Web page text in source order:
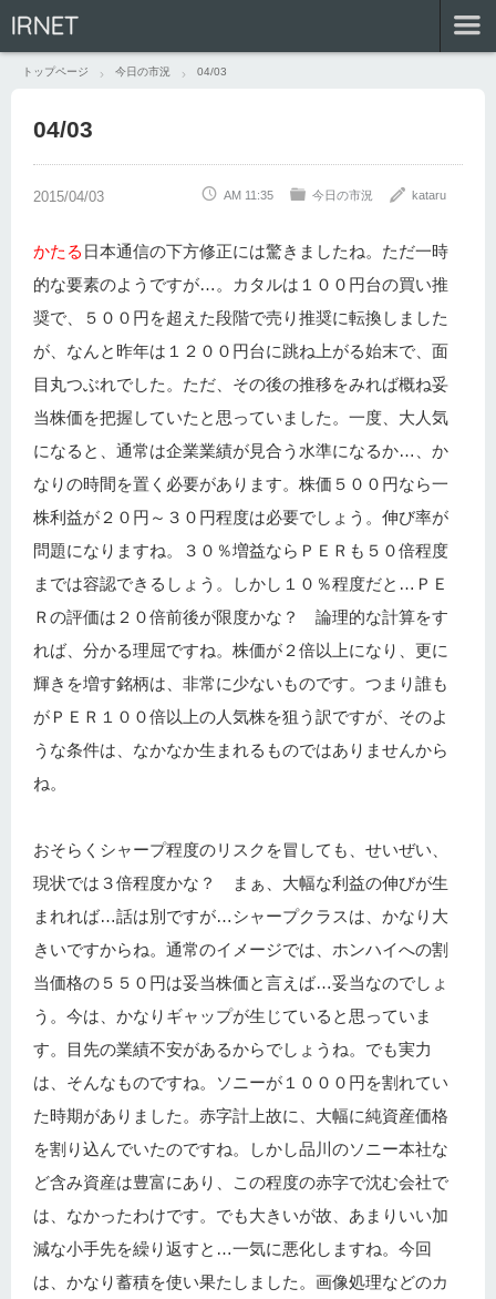
IRNET
トップページ 今日の市況 04/03
04/03
AM 11:35 今日の市況 kataru
かたる 日本通信の下方修正には驚きましたね。ただ一時
的な要素のようですが…。カタルは１００円台の買い推
奨で、５００円を超えた段階で売り推奨に転換しました
が、なんと昨年は１２００円台に跳ね上がる始末で、面
目丸つぶれでした。ただ、その後の推移をみれば概ね妥
当株価を把握していたと思っていました。一度、大人気
になると、通常は企業業績が見合う水準になるか…、か
なりの時間を置く必要があります。株価５００円なら一
株利益が２０円～３０円程度は必要でしょう。伸び率が
問題になりますね。３０％増益ならＰＥＲも５０倍程度
までは容認できるしょう。しかし１０％程度だと…ＰＥ
Ｒの評価は２０倍前後が限度かな？ 論理的な計算をす
れば、分かる理屈ですね。株価が２倍以上になり、更に
輝きを増す銘柄は、非常に少ないものです。つまり誰も
がＰＥＲ１００倍以上の人気株を狙う訳ですが、そのよ
うな条件は、なかなか生まれるものではありませんから
ね。
おそらくシャープ程度のリスクを冒しても、せいぜい、
現状では３倍程度かな？ まぁ、大幅な利益の伸びが生
まれれば…話は別ですが…シャープクラスは、かなり大
きいですからね。通常のイメージでは、ホンハイへの割
当価格の５５０円は妥当株価と言えば…妥当なのでしょ
う。今は、かなりギャップが生じていると思っていま
す。目先の業績不安があるからでしょうね。でも実力
は、そんなものですね。ソニーが１０００円を割れてい
た時期がありました。赤字計上故に、大幅に純資産価格
を割り込んでいたのですね。しかし品川のソニー本社な
ど含み資産は豊富にあり、この程度の赤字で沈む会社で
は、なかったわけです。でも大きいが故、あまりいい加
減な小手先を繰り返すと…一気に悪化しますね。今回
は、かなり蓄積を使い果たしました。画像処理などのカ